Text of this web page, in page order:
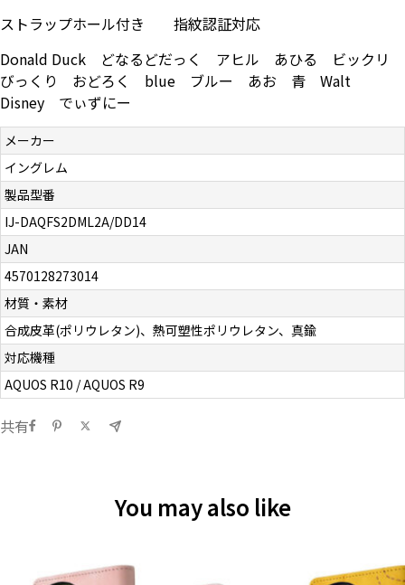
ストラップホール付き 指紋認証対応
Donald Duck どなるどだっく アヒル あひる ビックリ
びっくり おどろく blue ブルー あお 青 Walt
Disney でぃずにー
メーカー
イングレム
製品型番
IJ-DAQFS2DML2A/DD14
JAN
4570128273014
材質・素材
合成皮革(ポリウレタン)、熱可塑性ポリウレタン、真鍮
対応機種
AQUOS R10 / AQUOS R9
共有
You may also like